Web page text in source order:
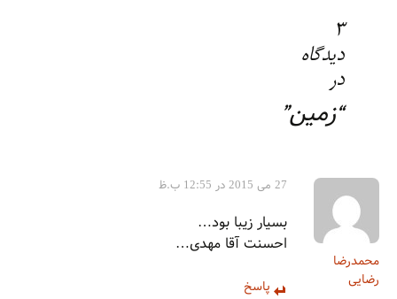
3
دیدگاه
در
“زمین”
محمدرضا
رضایی
27 می 2015 در 12:55 ب.ظ
بسیار زیبا بود…
احسنت آقا مهدی…
پاسخ